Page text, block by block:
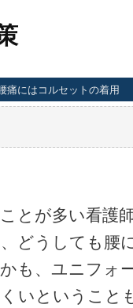
痛にはコルセットの着用
とが多い看護
どうしても腰
も、ユニフォ
いということ